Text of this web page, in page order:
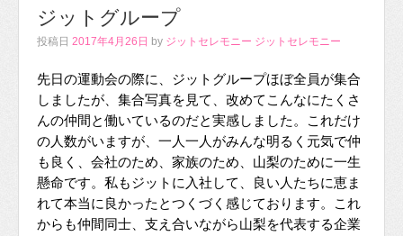
ジットグループ
投稿日 2017年4月26日 by ジットセレモニー ジットセレモニー
先日の運動会の際に、ジットグループほぼ全員が集合
しましたが、集合写真を見て、改めてこんなにたくさ
んの仲間と働いているのだと実感しました。これだけ
の人数がいますが、一人一人がみんな明るく元気で仲
も良く、会社のため、家族のため、山梨のために一生
懸命です。私もジットに入社して、良い人たちに恵ま
れて本当に良かったとつくづく感じております。これ
からも仲間同士、支え合いながら山梨を代表する企業